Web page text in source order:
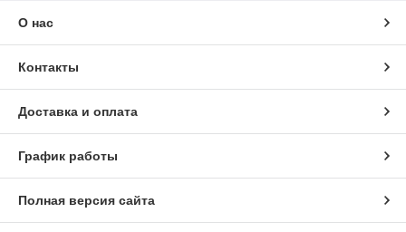
О нас
Контакты
Доставка и оплата
График работы
Полная версия сайта